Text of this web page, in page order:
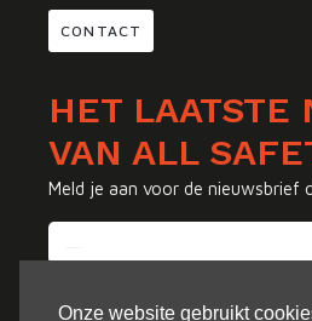
Onze website gebruikt
CONTACT
HET LAATSTE
VAN ALL
Meld je aan voor de nieuwsbrief